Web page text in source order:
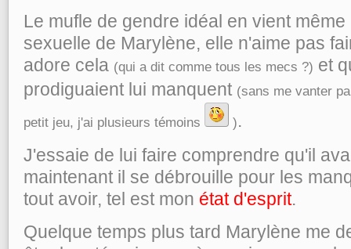
Le mufle de gendre idéal en vient
sexuelle de Marylène, elle n'aime pas
adore cela (qui a dit comme tous les mecs ?) et
prodiguaient lui manquent (sans me vanter
petit jeu, j'ai plusieurs témoins ).
J'essaie de lui faire comprendre qu'il
maintenant il se débrouille pour les
tout avoir, tel est mon état d'esprit.
Quelque temps plus tard Marylène me